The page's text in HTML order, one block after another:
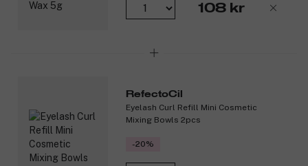
108 kr
RefectoCil
Eyelash Curl Refill Mini Cosmetic
Mixing Bowls 2pcs
-20%